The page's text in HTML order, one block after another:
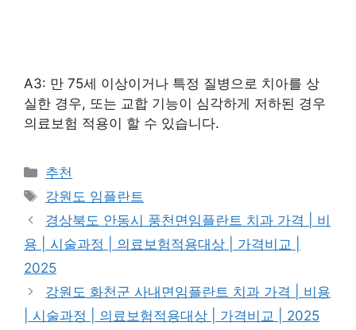
A3: 만 75세 이상이거나 특정 질병으로 치아를 상
실한 경우, 또는 교합 기능이 심각하게 저하된 경우
의료보험 적용이 할 수 있습니다.
카
테
리
추천
태
그
강원도 임플란트
경상북도 안동시 풍천면임플란트 치과 가격 | 비
용 | 시술과정 | 의료보험적용대상 | 가격비교 |
2025
강원도 화천군 사내면임플란트 치과 가격 | 비용
| 시술과정 | 의료보험적용대상 | 가격비교 | 2025